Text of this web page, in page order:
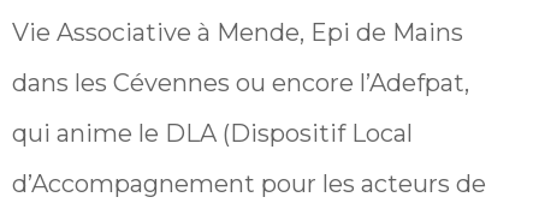
Vie Associative à Mende, Epi de Mains
dans les Cévennes ou encore l’Adefpat,
qui anime le DLA (Dispositif Local
d’Accompagnement pour les acteurs de